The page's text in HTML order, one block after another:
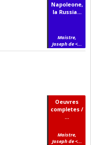
Napoleone,
la Russia...
Maistre,
Joseph de <...
Oeuvres
completes /
...
Maistre,
Joseph de <...